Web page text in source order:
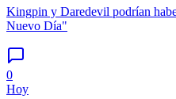
Kingpin y Daredevil podrían
Nuevo Día"
0
Hoy